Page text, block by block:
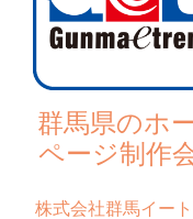
群馬県のホ
ページ制作
株式会社群馬イー